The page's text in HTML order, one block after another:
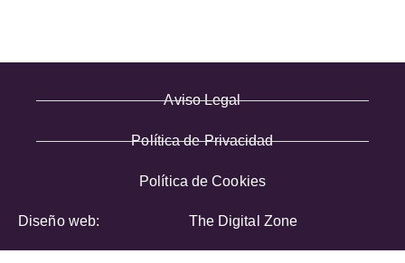
Aviso Legal
Política de Privacidad
Política de Cookies
Diseño web: The Digital Zone